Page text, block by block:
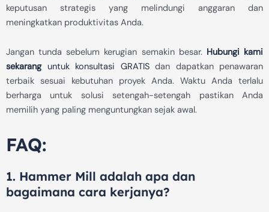
keputusan strategis yang melindungi anggaran dan
meningkatkan produktivitas Anda.
Jangan tunda sebelum kerugian semakin besar. Hubungi kami
sekaranguntuk konsultasi GRATISdan dapatkan penawaran
terbaik sesuai kebutuhan proyek Anda. Waktu Anda terlalu
berharga untuk solusi setengah-setengah pastikan Anda
memilih yang paling menguntungkan sejak awal.
FAQ:
1. Hammer Mill adalah apa dan
bagaimana cara kerjanya?